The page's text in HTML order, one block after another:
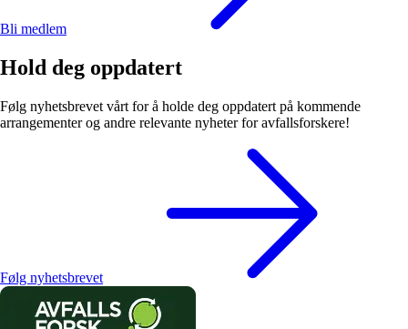
Bli medlem
Hold deg oppdatert
Følg nyhetsbrevet vårt for å holde deg oppdatert på kommende
arrangementer og andre relevante nyheter for avfallsforskere!
Følg nyhetsbrevet